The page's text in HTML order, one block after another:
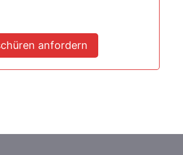
anfordern